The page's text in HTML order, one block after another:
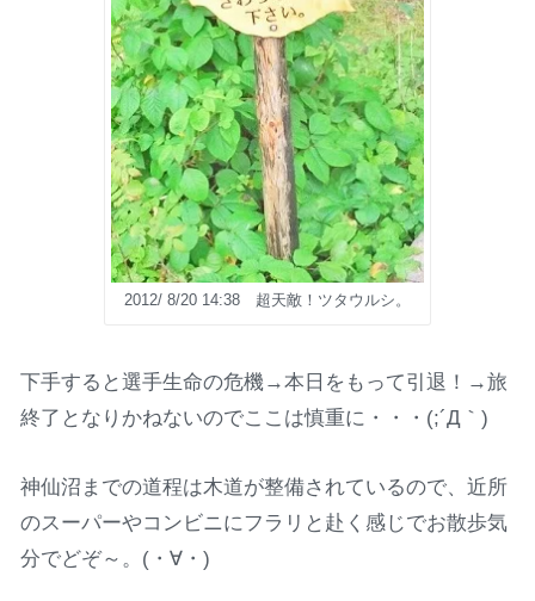
2012/ 8/20 14:38 超天敵！ツタウルシ。
下手すると選手生命の危機→本日をもって引退！→旅
終了となりかねないのでここは慎重に・・・(;´Д｀)
神仙沼までの道程は木道が整備されているので、近所
のスーパーやコンビニにフラリと赴く感じでお散歩気
分でどぞ～。(・∀・)